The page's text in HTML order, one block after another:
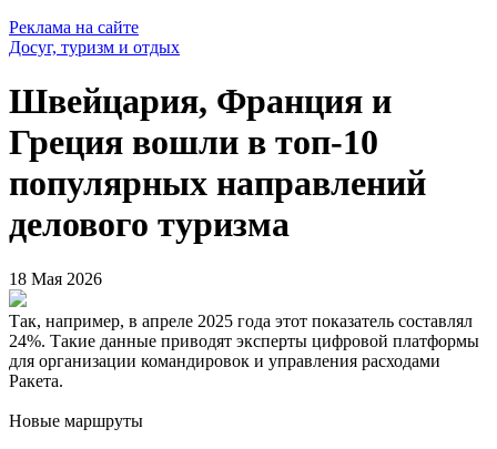
Реклама на сайте
Досуг, туризм и отдых
Швейцария, Франция и
Греция вошли в топ-10
популярных направлений
делового туризма
18 Мая 2026
Так, например, в апреле 2025 года этот показатель составлял
24%. Такие данные приводят эксперты цифровой платформы
для организации командировок и управления расходами
Ракета.
Новые маршруты